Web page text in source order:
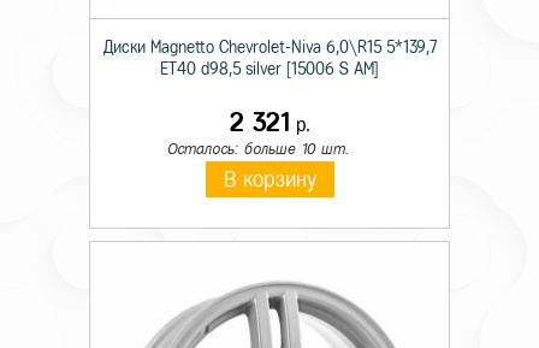
Диски Magnetto Chevrolet-Niva 6,0\R15 5*139,7
ET40 d98,5 silver [15006 S AM]
2 321 р.
Осталось: больше 10 шт.
В корзину